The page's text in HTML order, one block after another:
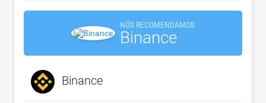
NÓS RECOMENDAMOS
Binance
Binance